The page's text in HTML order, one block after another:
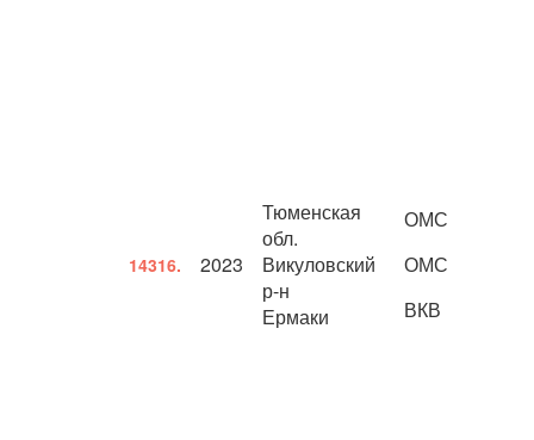
14316. 2023
Тюменская
обл.
Викуловский
р-н
Ермаки
ОМС
ОМС
ВКВ